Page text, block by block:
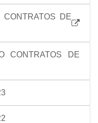
CONTRATOS DE
CONTRATOS DE